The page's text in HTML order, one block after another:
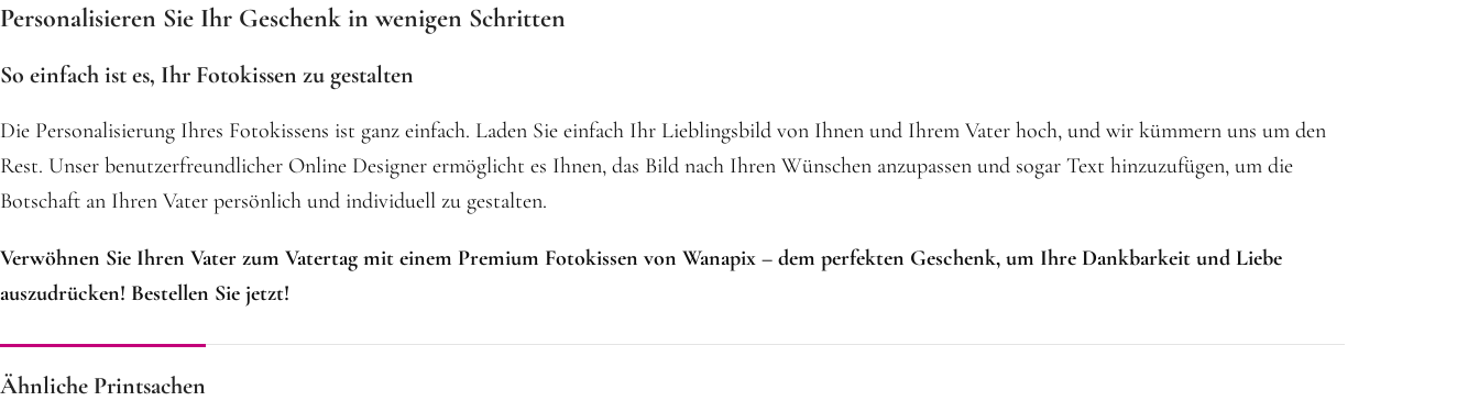
Personalisieren Sie Ihr Geschenk in wenigen Schritten
So einfach ist es, Ihr Fotokissen zu gestalten
Die Personalisierung Ihres Fotokissens ist ganz einfach. Laden Sie einfach Ihr Lieblingsbild von Ihnen und Ihrem Vater hoch, und wir kümmern uns um den
Rest. Unser benutzerfreundlicher Online Designer ermöglicht es Ihnen, das Bild nach Ihren Wünschen anzupassen und sogar Text hinzuzufügen, um die
Botschaft an Ihren Vater persönlich und individuell zu gestalten.
Verwöhnen Sie Ihren Vater zum Vatertag mit einem Premium Fotokissen von Wanapix – dem perfekten Geschenk, um Ihre Dankbarkeit und Liebe
auszudrücken! Bestellen Sie jetzt!
Ähnliche Printsachen